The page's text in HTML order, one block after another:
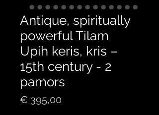
Antique, spiritually
powerful Tilam
Upih keris, kris –
15th century - 2
pamors
€ 395,00